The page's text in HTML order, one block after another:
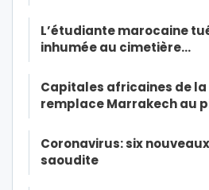
L’étudiante marocaine
inhumée au cimetière…
Capitales africaines de
remplace Marrakech au
Coronavirus: six
saoudite